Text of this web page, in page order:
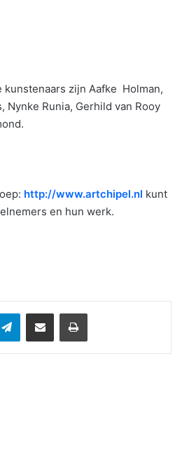
kunstenaars zijn Aafke Holman,
Nynke Runia, Gerhild van Rooy
http://www.artchipel.nl kunt
en hun werk.
TelegramDelen via Email Print